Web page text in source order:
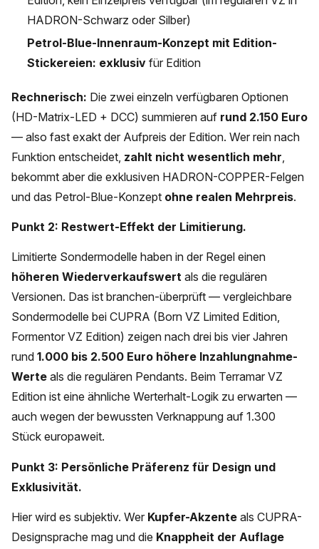
HADRON-Schwarz oder Silber)
Petrol-Blue-Innenraum-Konzept mit Edition-
Stickereien: exklusivfür Edition
Rechnerisch: Die zwei einzeln verfügbaren Optionen
(HD-Matrix-LED + DCC) summieren auf rund 2.150 Euro
— also fast exakt der Aufpreis der Edition. Wer rein nach
Funktion entscheidet, zahlt nicht wesentlich mehr
bekommt aber die exklusiven HADRON-COPPER-Felgen
und das Petrol-Blue-Konzept ohne realen Mehrpreis.
Punkt 2: Restwert-Effekt der Limitierung.
Limitierte Sondermodelle haben in der Regel einen
höheren Wiederverkaufswert als die regulären
Versionen. Das ist branchen-überprüft — vergleichbare
Sondermodelle bei CUPRA (Born VZ Limited Edition,
Formentor VZ Edition) zeigen nach drei bis vier Jahren
rund 1.000 bis 2.500 Euro höhere Inzahlungnahme-
Werte als die regulären Pendants. Beim Terramar VZ
Edition ist eine ähnliche Werterhalt-Logik zu erwarten —
auch wegen der bewussten Verknappung auf 1.300
Stück europaweit.
Punkt 3: Persönliche Präferenz für Design und
Exklusivität.
Hier wird es subjektiv. Wer Kupfer-Akzente als CUPRA-
Designsprache mag und die Knappheit der Auflage